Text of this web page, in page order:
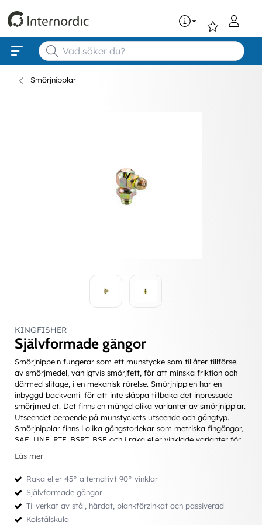
Smörjnipplar
KINGFISHER
Självformade gängor
Smörjnippeln fungerar som ett munstycke som tillåter tillförsel
av smörjmedel, vanligtvis smörjfett, för att minska friktion och
därmed slitage, i en mekanisk rörelse. Smörjnipplen har en
inbyggd backventil för att inte släppa tillbaka det inpressade
smörjmedlet. Det finns en mängd olika varianter av smörjnipplar.
Utseendet beroende på munstyckets utseende och gängtyp.
Smörjnipplar finns i olika gängstorlekar som metriska fingängor,
SAE, UNF, PTF, BSPT, BSF och i raka eller vinklade varianter för
Smörjnipplar kan vara inpressade i maskindelarna men olika
smörjnippeln sitter i rörliga maskindelar. Förutom att minska
friktion skyddar man rörliga delar från att fastna genom yttre
påverkan av till exempel vatten eller andra oönskade substanser
i applikationen.
Läs mer
Raka eller 45° alternativt 90° vinklar
Självformade gängor
Tillverkat av stål, härdat, blankförzinkat och passiverad
Kolstålskula